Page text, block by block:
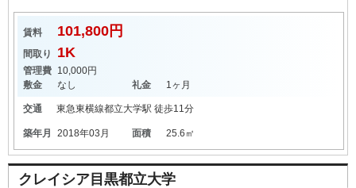
賃料 101,800円
間取り 1K
管理費 10,000円
敷金
なし 礼金 1ヶ月
交通 東急東横線都立大学駅 徒歩11分
築年月 2018年03月 面積 25.6㎡
クレイシア目黒都立大学